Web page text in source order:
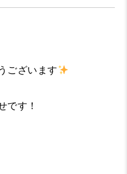
ございます
です！